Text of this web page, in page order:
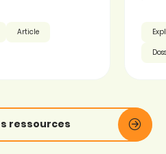
Article
ressources